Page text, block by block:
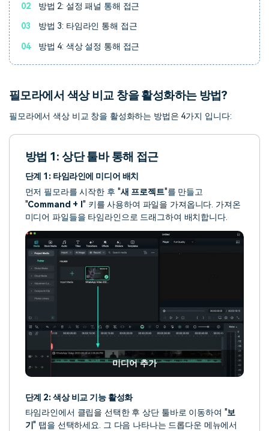
02 방법 2: 설정 패널 통해 접근
03 방법 3: 타임라인 통해 접근
04 방법 4: 색상 설정 통해 접근
필모라에서 색상 비교 창을 활성화하는 방법?
필모라에서 색상 비교 창을 활성화하는 방법은 4가지 입니다:
방법 1: 상단 툴바 통해 접근
단계 1: 타임라인에 미디어 배치
먼저 필모라를 시작한 후 "새 프로젝트"를 만들고
"Command + I " 키를 사용하여 파일을 가져옵니다. 가져온
미디어 파일들을 타임라인으로 드래그하여 배치합니다.
미디어 추가
단계 2: 색상 비교 기능 활성화
타임라인에서 클립을 선택한 후 상단 툴바로 이동하여 "보
기" 탭을 선택하세요. 그 다음 나타나는 드롭다운 메뉴에서